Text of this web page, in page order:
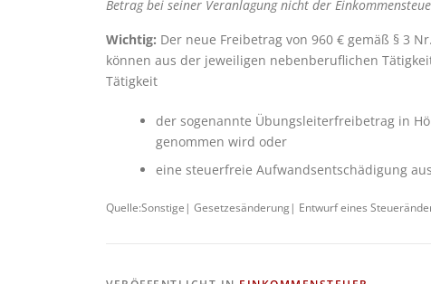
Betrag bei seiner Veranlagung nicht der
Wichtig: Der neue Freibetrag von 960 € gemäß § 3
können aus der jeweiligen nebenberuflichen
Tätigkeit
der sogenannte Übungsleiterfreibetrag in
genommen wird oder
eine steuerfreie Aufwandsentschädigung
Quelle:Sonstige| Gesetzesänderung| Entwurf eines